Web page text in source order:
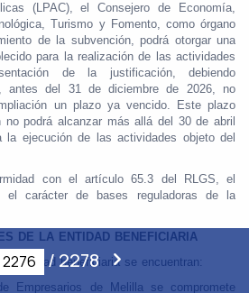
/ 2278
(LPAC), el Consejero de Economía,
Turismo y Fomento, como órgano
de la subvención, podrá otorgar una
para la realización de las actividades
de la justificación, debiendo
antes del 31 de diciembre de 2026, no
un plazo ya vencido. Este plazo
podrá alcanzar más allá del 30 de abril
la ejecución de las actividades objeto del
con el artículo 65.3 del RLGS, el
el carácter de bases reguladoras de la
DE LA ENTIDAD BENEFICIARIA
Entidad beneficiaria se encuentran:
Empresarios de Melilla se compromete